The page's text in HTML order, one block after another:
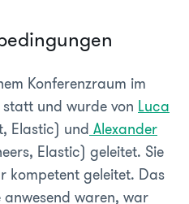
Konferenzraum im
und wurde von Luca
Elastic) und Alexander
Elastic) geleitet. Sie
kompetent geleitet. Das
waren, war